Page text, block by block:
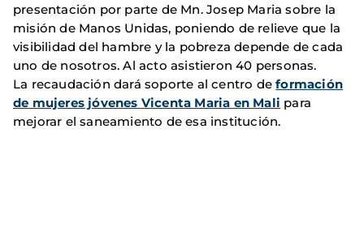
presentación por parte de Mn. Josep Maria sobre la
misión de Manos Unidas, poniendo de relieve que la
visibilidad del hambre y la pobreza depende de cada
uno de nosotros. Al acto asistieron 40 personas.
La recaudación dará soporte al centro deformación
de mujeres jóvenes Vicenta Maria en Mali para
mejorar el saneamiento de esa institución.